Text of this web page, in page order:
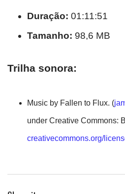
Duração: 01:11:51
Tamanho: 98,6 MB
Trilha sonora:
Music by Fallen to Flux. (
under Creative Commons:
creativecommons.org/